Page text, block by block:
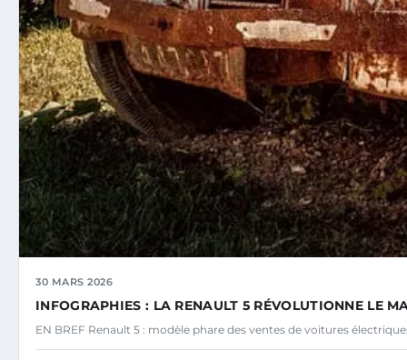
30 MARS 2026
INFOGRAPHIES : LA RENAULT 5 RÉVOLUTIONNE LE
EN BREF Renault 5 : modèle phare des ventes de voitures